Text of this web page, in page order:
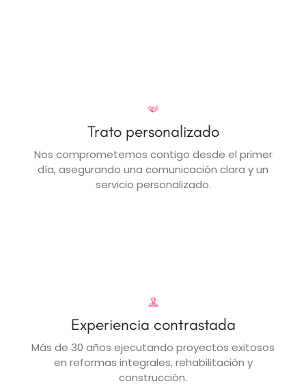
Trato personalizado
Nos comprometemos contigo desde el primer
día, asegurando una comunicación clara y un
servicio personalizado.
Experiencia contrastada
Más de 30 años ejecutando proyectos exitosos
en reformas integrales, rehabilitación y
construcción.